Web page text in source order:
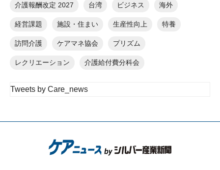
介護報酬改定 2027 台湾 ビジネス 海外
経営課題 施設・住まい 生産性向上 特養
訪問介護 ケアマネ協会 プリズム
レクリエーション 介護給付費分科会
Tweets by Care_news